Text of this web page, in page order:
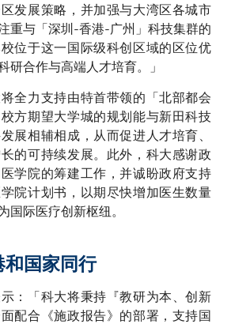
发展策略，并加强与大湾区各城市
重与「深圳-香港-广州」科技集群的
位于这一国际级科创区域的区位优
研合作与高端人才培育。」
全力支持由特首带领的「北部都会
方期望大学城的规划能与新田科技
展相辅相成，从而促进人才培育、
的可持续发展。此外，科大感谢政
学院的筹建工作，并诚盼政府支持
院计划书，以期尽快增加医生数量
国际医疗创新枢纽。
国家同行
：「科大将秉持『教研为本、创新
配合《施政报告》的部署，支持国